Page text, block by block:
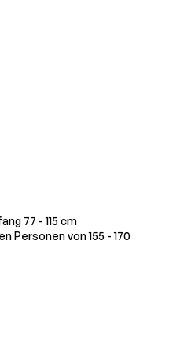
77 - 115 cm
Personen von 155 - 170